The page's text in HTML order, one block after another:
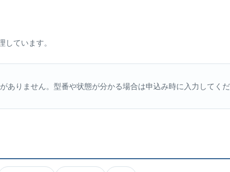
ています。
ありません。型番や状態が分かる場合は申込み時に入力してくだ